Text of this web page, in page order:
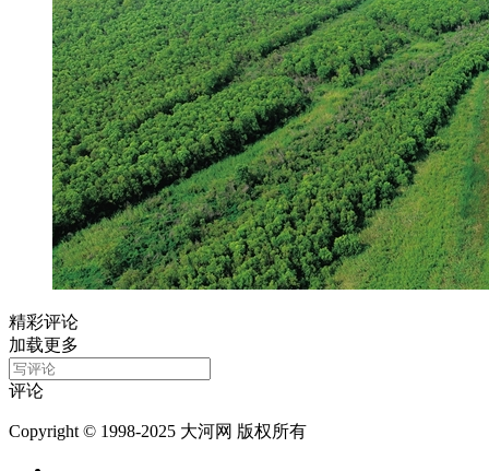
精彩评论
加载更多
评论
Copyright © 1998-2025 大河网 版权所有